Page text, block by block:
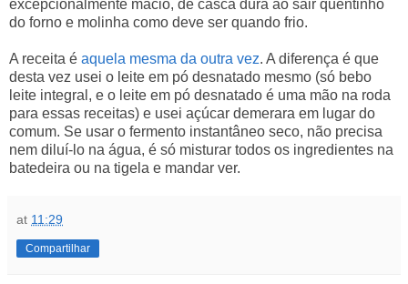
excepcionalmente macio, de casca dura ao sair quentinho
do forno e molinha como deve ser quando frio.
A receita é aquela mesma da outra vez. A diferença é que
desta vez usei o leite em pó desnatado mesmo (só bebo
leite integral, e o leite em pó desnatado é uma mão na roda
para essas receitas) e usei açúcar demerara em lugar do
comum. Se usar o fermento instantâneo seco, não precisa
nem diluí-lo na água, é só misturar todos os ingredientes na
batedeira ou na tigela e mandar ver.
at 11:29
Compartilhar